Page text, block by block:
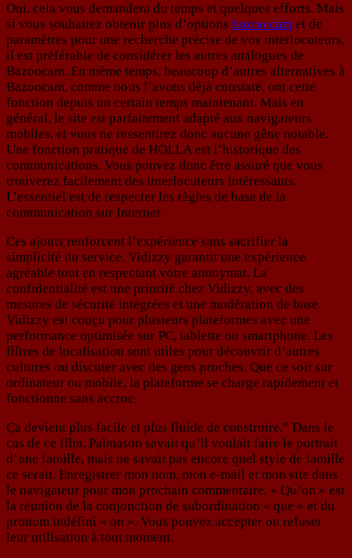
Oui, cela vous demandera du temps et quelques efforts. Mais
si vous souhaitez obtenir plus d’options bozoo cam et de
paramètres pour une recherche précise de vos interlocuteurs,
il est préférable de considérer les autres analogues de
Bazoocam. En même temps, beaucoup d’autres alternatives à
Bazoocam, comme nous l’avons déjà constaté, ont cette
fonction depuis un certain temps maintenant. Mais en
général, le site est parfaitement adapté aux navigateurs
mobiles, et vous ne ressentirez donc aucune gêne notable.
Une fonction pratique de HOLLA est l’historique des
communications. Vous pouvez donc être assuré que vous
trouverez facilement des interlocuteurs intéressants.
L’essentiel est de respecter les règles de base de la
communication sur Internet.
Ces ajouts renforcent l’expérience sans sacrifier la
simplicité du service. Vidizzy garantit une expérience
agréable tout en respectant votre anonymat. La
confidentialité est une priorité chez Vidizzy, avec des
mesures de sécurité intégrées et une modération de base.
Vidizzy est conçu pour plusieurs plateformes avec une
performance optimisée sur PC, tablette ou smartphone. Les
filtres de localisation sont utiles pour découvrir d’autres
cultures ou discuter avec des gens proches. Que ce soit sur
ordinateur ou mobile, la plateforme se charge rapidement et
fonctionne sans accroc.
Ça devient plus facile et plus fluide de construire.” Dans le
cas de ce film, Palmason savait qu’il voulait faire le portrait
d’une famille, mais ne savait pas encore quel style de famille
ce serait. Enregistrer mon nom, mon e-mail et mon site dans
le navigateur pour mon prochain commentaire. « Qu’on » est
la réunion de la conjonction de subordination « que » et du
pronom indéfini « on ». Vous pouvez accepter ou refuser
leur utilisation à tout moment.